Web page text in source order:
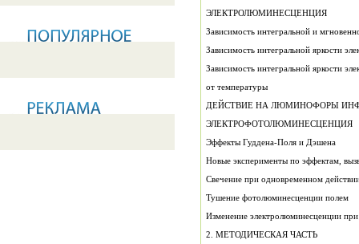
ЭЛЕКТРОЛЮМИНЕСЦЕНЦИЯ
Зависимость интегральной и
Зависимость интегральной яркости
Зависимость интегральной яркости
от температуры
ДЕЙСТВИЕ НА ЛЮМИНОФОРЫ
ЭЛЕКТРОФОТОЛЮМИНЕСЦЕНЦИЯ
Эффекты Гуддена-Поля и Дэшена
Новые эксперименты по эффектам,
Свечение при одновременном
Тушение фотолюминесценции полем
Изменение электролюминесценции
2. МЕТОДИЧЕСКАЯ ЧАСТЬ